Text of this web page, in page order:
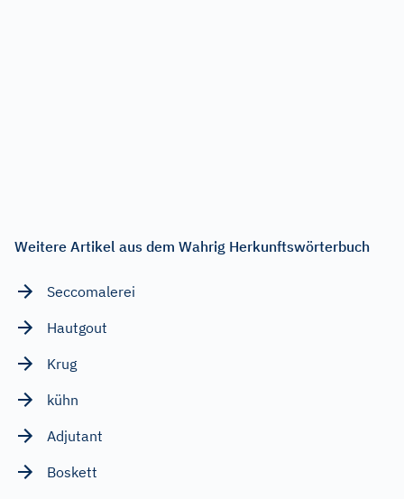
Weitere Artikel aus dem Wahrig Herkunftswörterbuch
Seccomalerei
Hautgout
Krug
kühn
Adjutant
Boskett